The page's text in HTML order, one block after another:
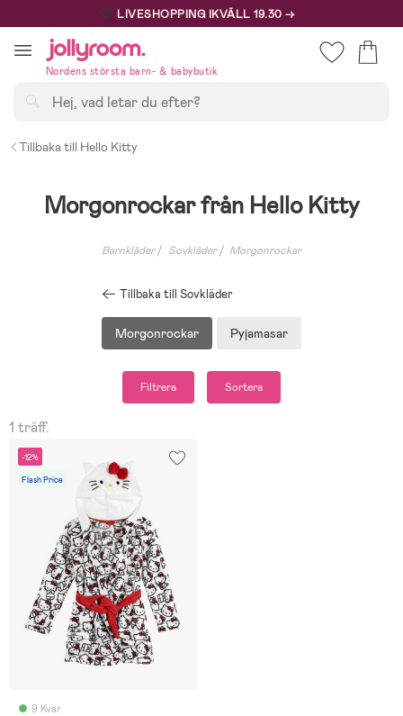
till
innehållet
🩷 LIVESHOPPING IKVÄLL 19.30 →
Nordens största barn- & babybutik
Tillbaka till Hello Kitty
Morgonrockar från Hello Kitty
Barnkläder Sovkläder Morgonrockar
Tillbaka till Sovkläder
Morgonrockar Pyjamasar
Filtrera Sortera
1 träff.
-12%
Flash Price
9 Kvar